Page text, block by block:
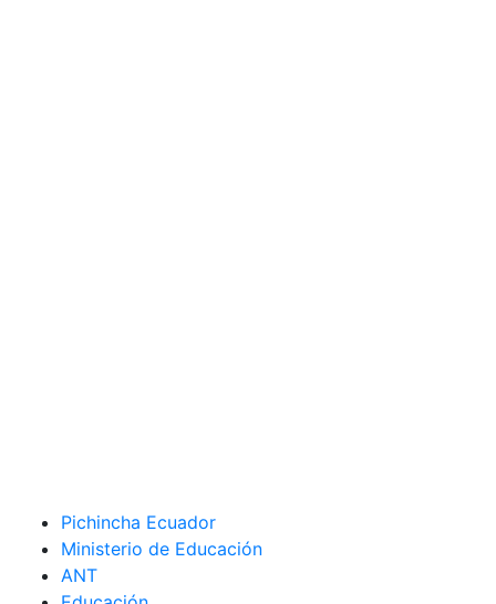
Pichincha Ecuador
Ministerio de Educación
ANT